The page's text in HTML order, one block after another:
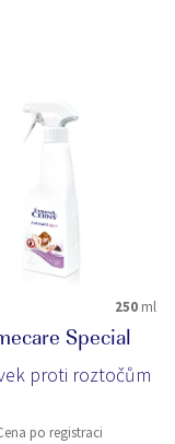
250 ml
Special
proti roztočům
po registraci